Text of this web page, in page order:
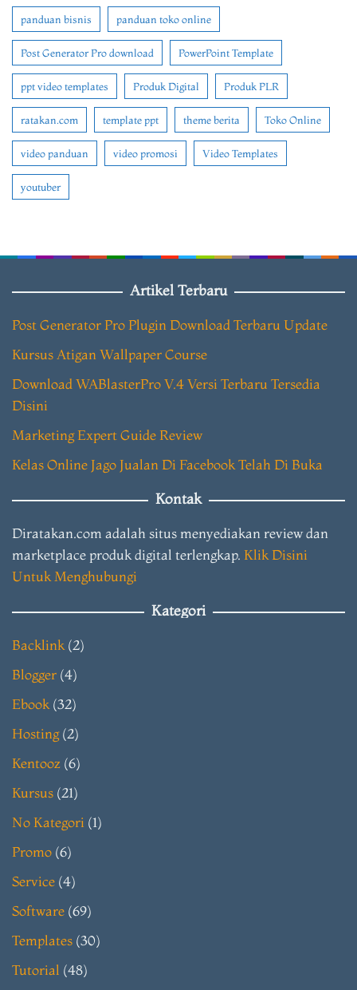
panduan bisnis panduan toko online
Post Generator Pro download PowerPoint Template
ppt video templates Produk Digital Produk PLR
ratakan.com template ppt theme berita Toko Online
video panduan video promosi Video Templates
youtuber
Artikel Terbaru
Post Generator Pro Plugin Download Terbaru Update
Kursus Atigan Wallpaper Course
Download WABlasterPro V.4 Versi Terbaru Tersedia
Disini
Marketing Expert Guide Review
Kelas Online Jago Jualan Di Facebook Telah Di Buka
Kontak
Diratakan.com adalah situs menyediakan review dan
marketplace produk digital terlengkap. Klik Disini
Untuk Menghubungi
Kategori
Backlink(2)
Blogger (4)
Ebook(32)
Hosting(2)
Kentooz (6)
Kursus (21)
No Kategori (1)
Promo (6)
Service (4)
Software (69)
Templates (30)
Tutorial (48)